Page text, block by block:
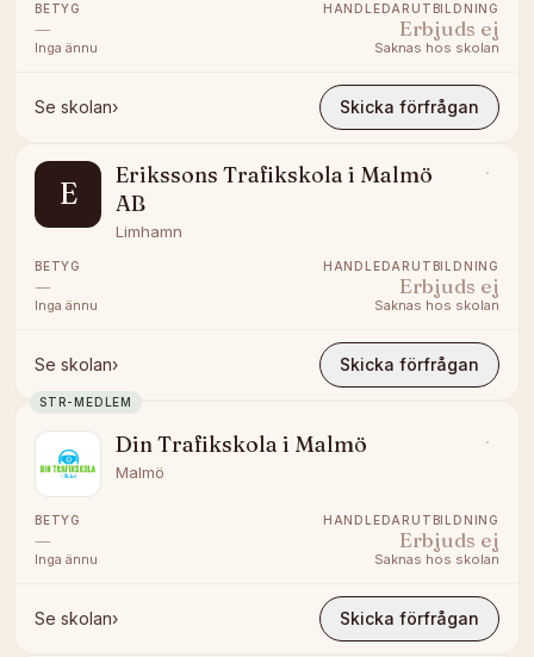
BETYG
—
Inga ännu
HANDLEDARUTBILDNING
Erbjuds ej
Saknas hos skolan
Se skolan› Skicka förfrågan
E
Erikssons Trafikskola i Malmö
AB
Limhamn
BETYG
—
Inga ännu
HANDLEDARUTBILDNING
Erbjuds ej
Saknas hos skolan
Se skolan› Skicka förfrågan
STR-MEDLEM
Din Trafikskola i Malmö
Malmö
BETYG
—
Inga ännu
HANDLEDARUTBILDNING
Erbjuds ej
Saknas hos skolan
Se skolan› Skicka förfrågan